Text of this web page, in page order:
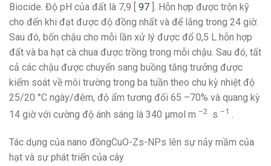
Biocide. Độ pH của đất là 7,9 [ 97 ]. Hỗn hợp được trộn kỹ
cho đến khi đạt được độ đồng nhất và để lắng trong 24 giờ.
Sau đó, bốn chậu cho mỗi lần xử lý được đổ 0,5 L hỗn hợp
đất và ba hạt cà chua được trồng trong mỗi chậu. Sau đó, tất
cả các chậu được chuyển sang buồng tăng trưởng được
kiểm soát về môi trường trong ba tuần theo chu kỳ nhiệt độ
25/20 °C ngày/đêm, độ ẩm tương đối 65 –70% và quang kỳ
14 giờ với cường độ ánh sáng là 340 μmol m −2 s −1 .
Tác dụng của nano đồngCuO-Zs-NPs lên sự nảy mầm của
hạt và sự phát triển của cây